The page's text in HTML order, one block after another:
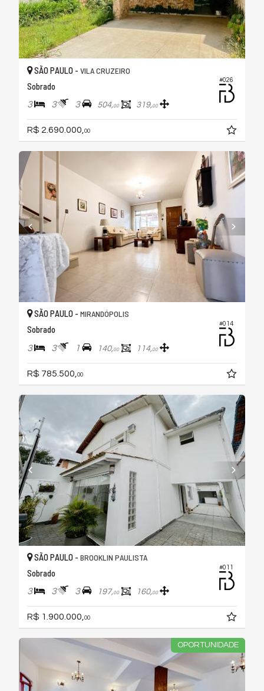
#026
SÃO PAULO - VILA CRUZEIRO
Sobrado
3 3 3 504,00 319,00
R$ 2.690.000, 00
#014
SÃO PAULO - MIRANDÓPOLIS
Sobrado
3 3 1 140,00 114,00
R$ 785.500, 00
#011
SÃO PAULO - BROOKLIN PAULISTA
Sobrado
3 3 3 197,00 160,00
R$ 1.900.000,00
OPORTUNIDADE